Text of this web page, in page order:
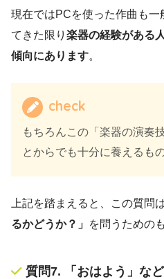
現在ではPCを使った作曲も
てきた限り 楽器の経験がある
傾向にあります。
check
もちろんこの「楽器の演奏
とからでも十分に養えるも
上記を踏まえると、この質問
るかどうか？」 を問うための
質問7. 「おはよう」な